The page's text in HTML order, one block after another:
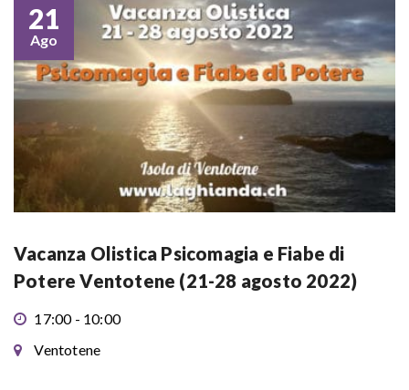
21
Ago
Vacanza Olistica Psicomagia e Fiabe di
Potere Ventotene (21-28 agosto 2022)
17:00 - 10:00
Ventotene